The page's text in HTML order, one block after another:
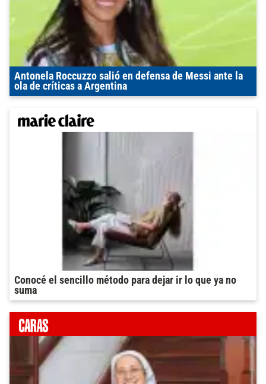
Antonela Roccuzzo salió en defensa de Messi ante la
ola de críticas a Argentina
Conocé el sencillo método para dejar ir lo que ya no
suma